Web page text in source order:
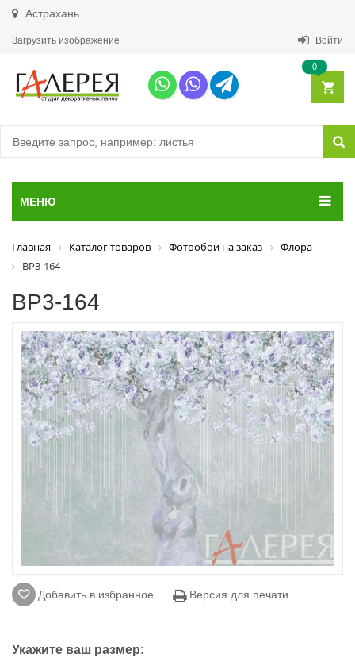
Астрахань
Загрузить изображение Войти
0
МЕНЮ
Главная Каталог товаров Фотообои на заказ
Флора
ВР3-164
ВР3-164
Добавить в избранное Версия для печати
Укажите ваш размер: